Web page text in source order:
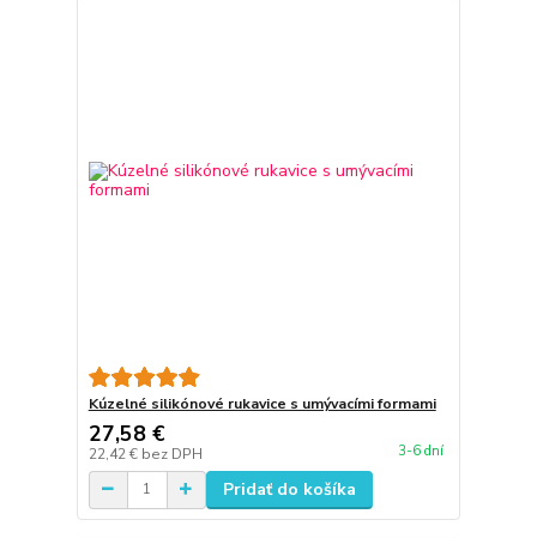
Kúzelné silikónové rukavice s umývacími formami
27,58 €
22,42 € bez DPH 3-6 dní
Pridať do košíka